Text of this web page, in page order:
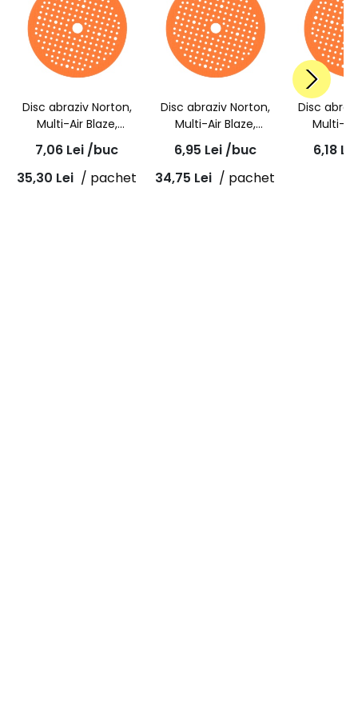
Disc abraziv Norton,
Multi-Air Blaze,
granulatie P40,
ceramic A995,
150x18mm
7,06 Lei /buc
35,30 Lei / pachet
Disc abraziv Norton,
Multi-Air Blaze,
granulatie P60,
ceramic A995,
150x18mm
6,95 Lei /buc
34,75 Lei / pachet
Disc
Multi-
6,18 Lei